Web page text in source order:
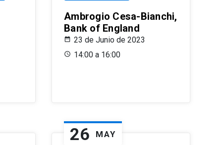
Ambrogio Cesa-Bianchi,
Bank of England
23 de Junio de 2023
14:00 a 16:00
26 MAY